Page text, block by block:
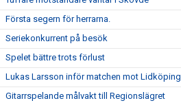
Första segern för herrarna.
Seriekonkurrent på besök
Spelet bättre trots förlust
Lukas Larsson inför matchen mot Lidköping
Gitarrspelande målvakt till Regionslägret